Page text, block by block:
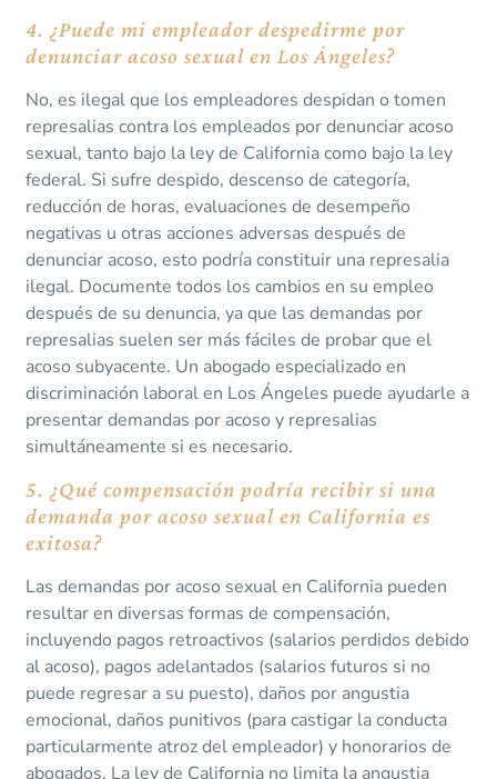
4. ¿Puede mi empleador despedirme por
denunciar acoso sexual en Los Ángeles?
No, es ilegal que los empleadores despidan o tomen
represalias contra los empleados por denunciar acoso
sexual, tanto bajo la ley de California como bajo la ley
federal. Si sufre despido, descenso de categoría,
reducción de horas, evaluaciones de desempeño
negativas u otras acciones adversas después de
denunciar acoso, esto podría constituir una represalia
ilegal. Documente todos los cambios en su empleo
después de su denuncia, ya que las demandas por
represalias suelen ser más fáciles de probar que el
acoso subyacente. Un abogado especializado en
discriminación laboral en Los Ángeles puede ayudarle a
presentar demandas por acoso y represalias
simultáneamente si es necesario.
5. ¿Qué compensación podría recibir si una
demanda por acoso sexual en California es
exitosa?
Las demandas por acoso sexual en California pueden
resultar en diversas formas de compensación,
incluyendo pagos retroactivos (salarios perdidos debido
al acoso), pagos adelantados (salarios futuros si no
puede regresar a su puesto), daños por angustia
emocional, daños punitivos (para castigar la conducta
particularmente atroz del empleador) y honorarios de
abogados. La ley de California no limita la angustia